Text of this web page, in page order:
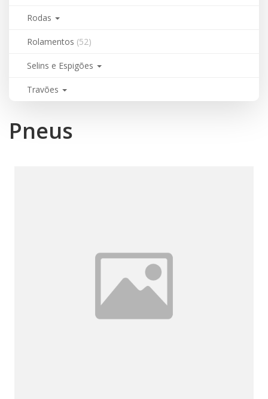
Rodas
Rolamentos (52)
Selins e Espigões
Travões
Pneus